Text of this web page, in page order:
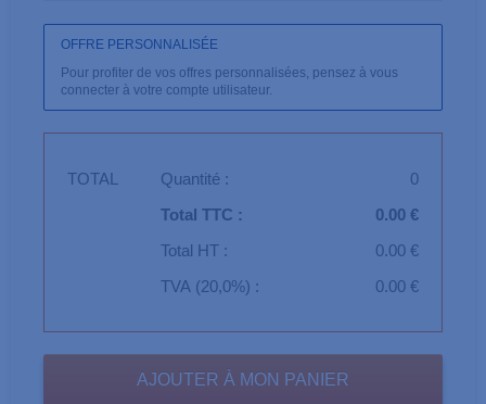
OFFRE PERSONNALISÉE
Pour profiter de vos offres personnalisées, pensez à vous
connecter à votre compte utilisateur.
TOTAL Quantité :
0
Total TTC :
0.00 €
Total HT :
0.00 €
TVA (20,0%) :
0.00 €